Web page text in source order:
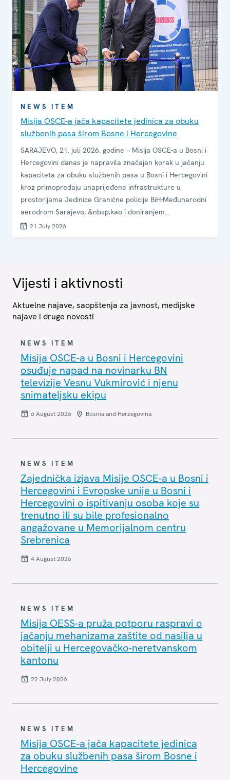
NEWS ITEM
Misija OSCE-a jača kapacitete jedinica za obuku
službenih pasa širom Bosne i Hercegovine
SARAJEVO, 21. juli 2026. godine – Misija OSCE-a u Bosni i
Hercegovini danas je napravila značajan korak u jačanju
kapaciteta za obuku službenih pasa u Bosni i Hercegovini
kroz primopredaju unaprijeđene infrastrukture u
prostorijama Jedinice Granične policije BiH-Međunarodni
aerodrom Sarajevo, &nbsp;kao i doniranjem
specijalizovane opreme jedinicama za obuku službenih
pasa iz četiri jurisdikcije u Bosni i Hercegovini te
21 July 2026
Vijesti i aktivnosti
Aktuelne najave, saopštenja za javnost, medijske
najave i druge novosti
NEWS ITEM
Misija OSCE-a u Bosni i Hercegovini
osuđuje napad na novinarku BN
televizije Vesnu Vukmirović i njenu
snimateljsku ekipu
6 August 2026 Bosnia and Herzegovina
NEWS ITEM
Zajednička izjava Misije OSCE-a u Bosni i
Hercegovini i Evropske unije u Bosni i
Hercegovini o ispitivanju osoba koje su
trenutno ili su bile profesionalno
angažovane u Memorijalnom centru
Srebrenica
4 August 2026
NEWS ITEM
Misija OESS-a pruža potporu raspravi o
jačanju mehanizama zaštite od nasilja u
obitelji u Hercegovačko-neretvanskom
kantonu
22 July 2026
NEWS ITEM
Misija OSCE-a jača kapacitete jedinica
za obuku službenih pasa širom Bosne i
Hercegovine